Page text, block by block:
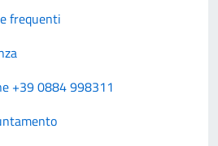
frequenti
+39 0884 998311